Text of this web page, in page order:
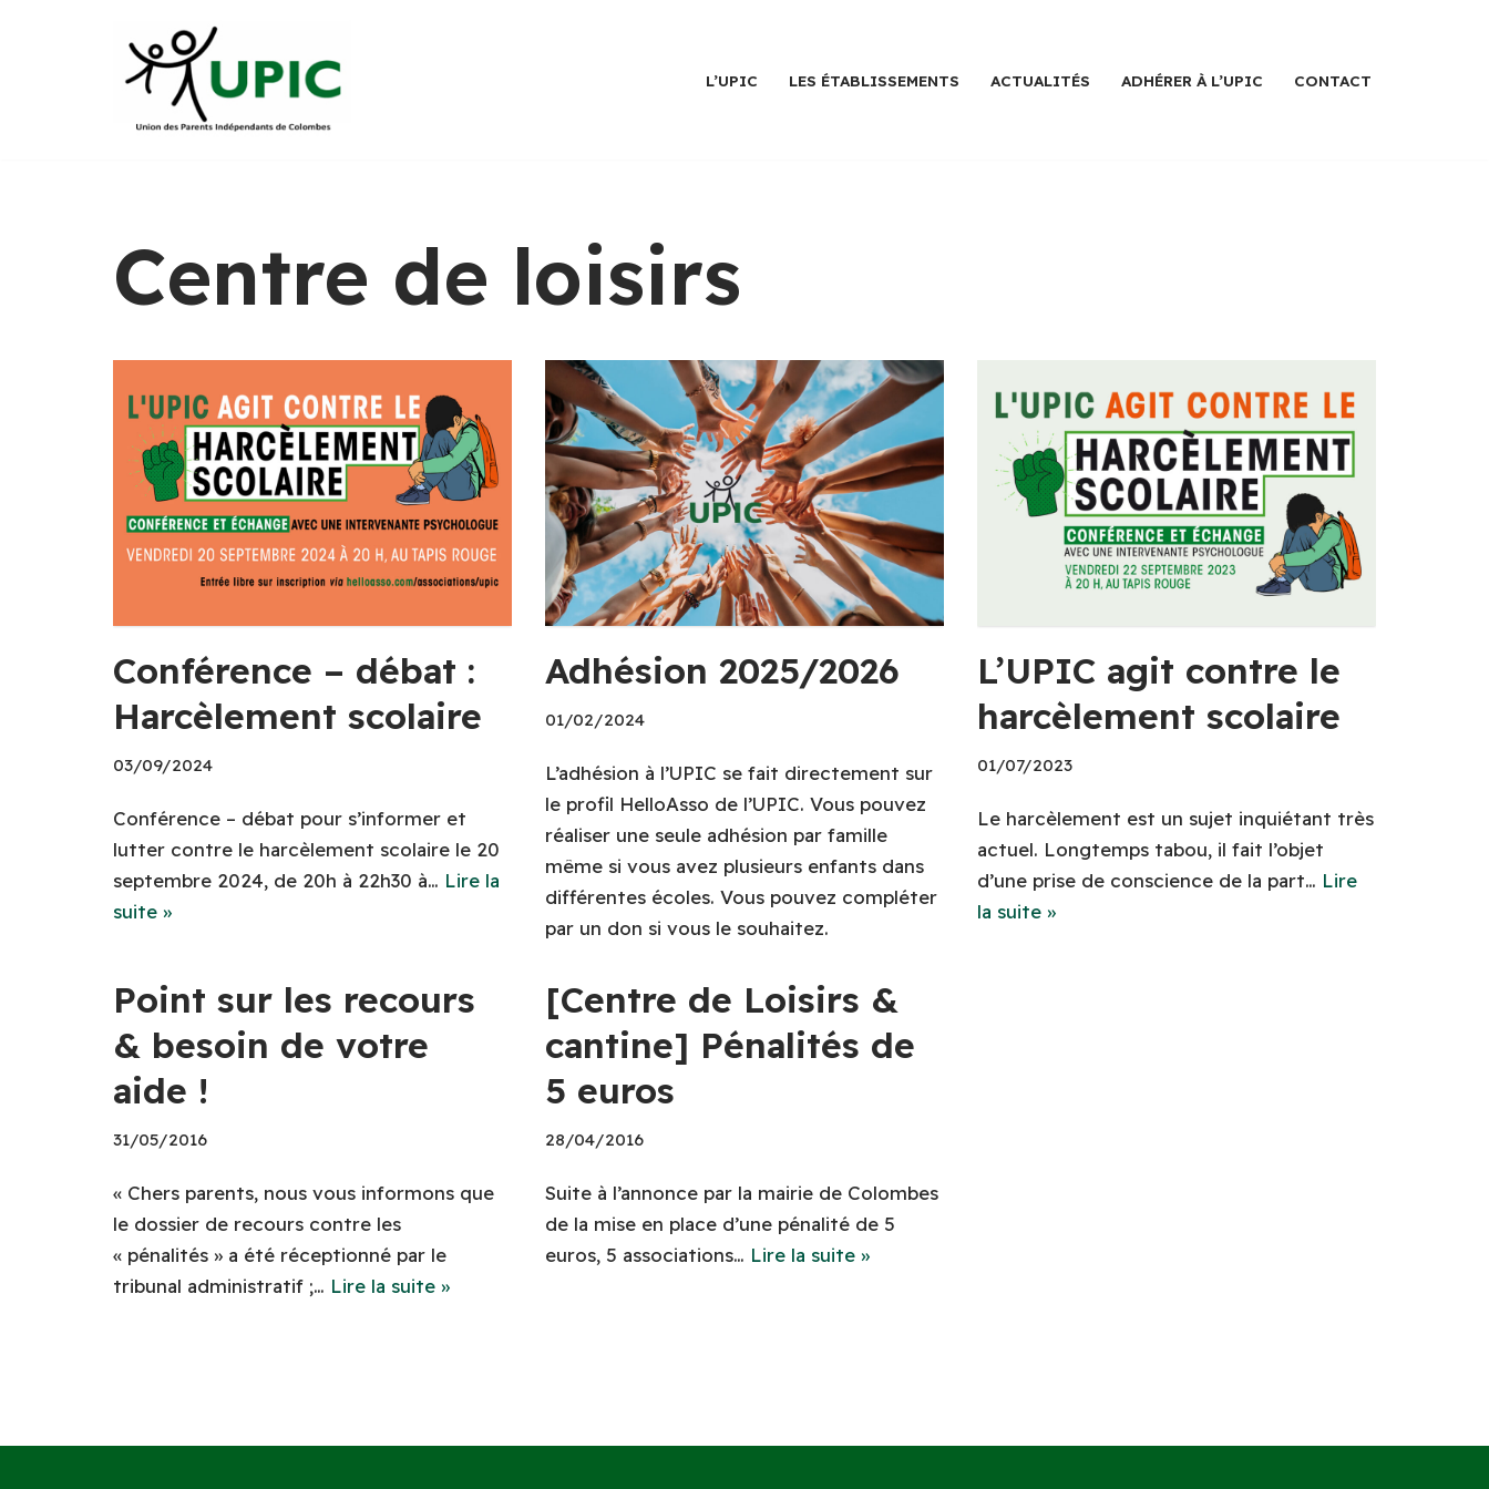
L’UPIC LES ÉTABLISSEMENTS ACTUALITÉS ADHÉRER À L’UPIC CONTACT
Centre de loisirs
Conférence – débat :
Harcèlement scolaire
03/09/2024
Conférence – débat pour s’informer et
lutter contre le harcèlement scolaire le 20
septembre 2024, de 20h à 22h30 à… Lire la
suite »
Adhésion 2025/2026
01/02/2024
L’adhésion à l’UPIC se fait directement sur
le profil HelloAsso de l’UPIC. Vous pouvez
réaliser une seule adhésion par famille
même si vous avez plusieurs enfants dans
différentes écoles. Vous pouvez compléter
par un don si vous le souhaitez.
L’UPIC agit contre le
harcèlement scolaire
01/07/2023
Le harcèlement est un sujet inquiétant très
actuel. Longtemps tabou, il fait l’objet
d’une prise de conscience de la part… Lire
la suite »
Point sur les recours
& besoin de votre
aide !
31/05/2016
« Chers parents, nous vous informons que
le dossier de recours contre les
« pénalités » a été réceptionné par le
tribunal administratif ;… Lire la suite »
[Centre de Loisirs &
cantine] Pénalités de
5 euros
28/04/2016
Suite à l’annonce par la mairie de Colombes
de la mise en place d’une pénalité de 5
euros, 5 associations… Lire la suite »